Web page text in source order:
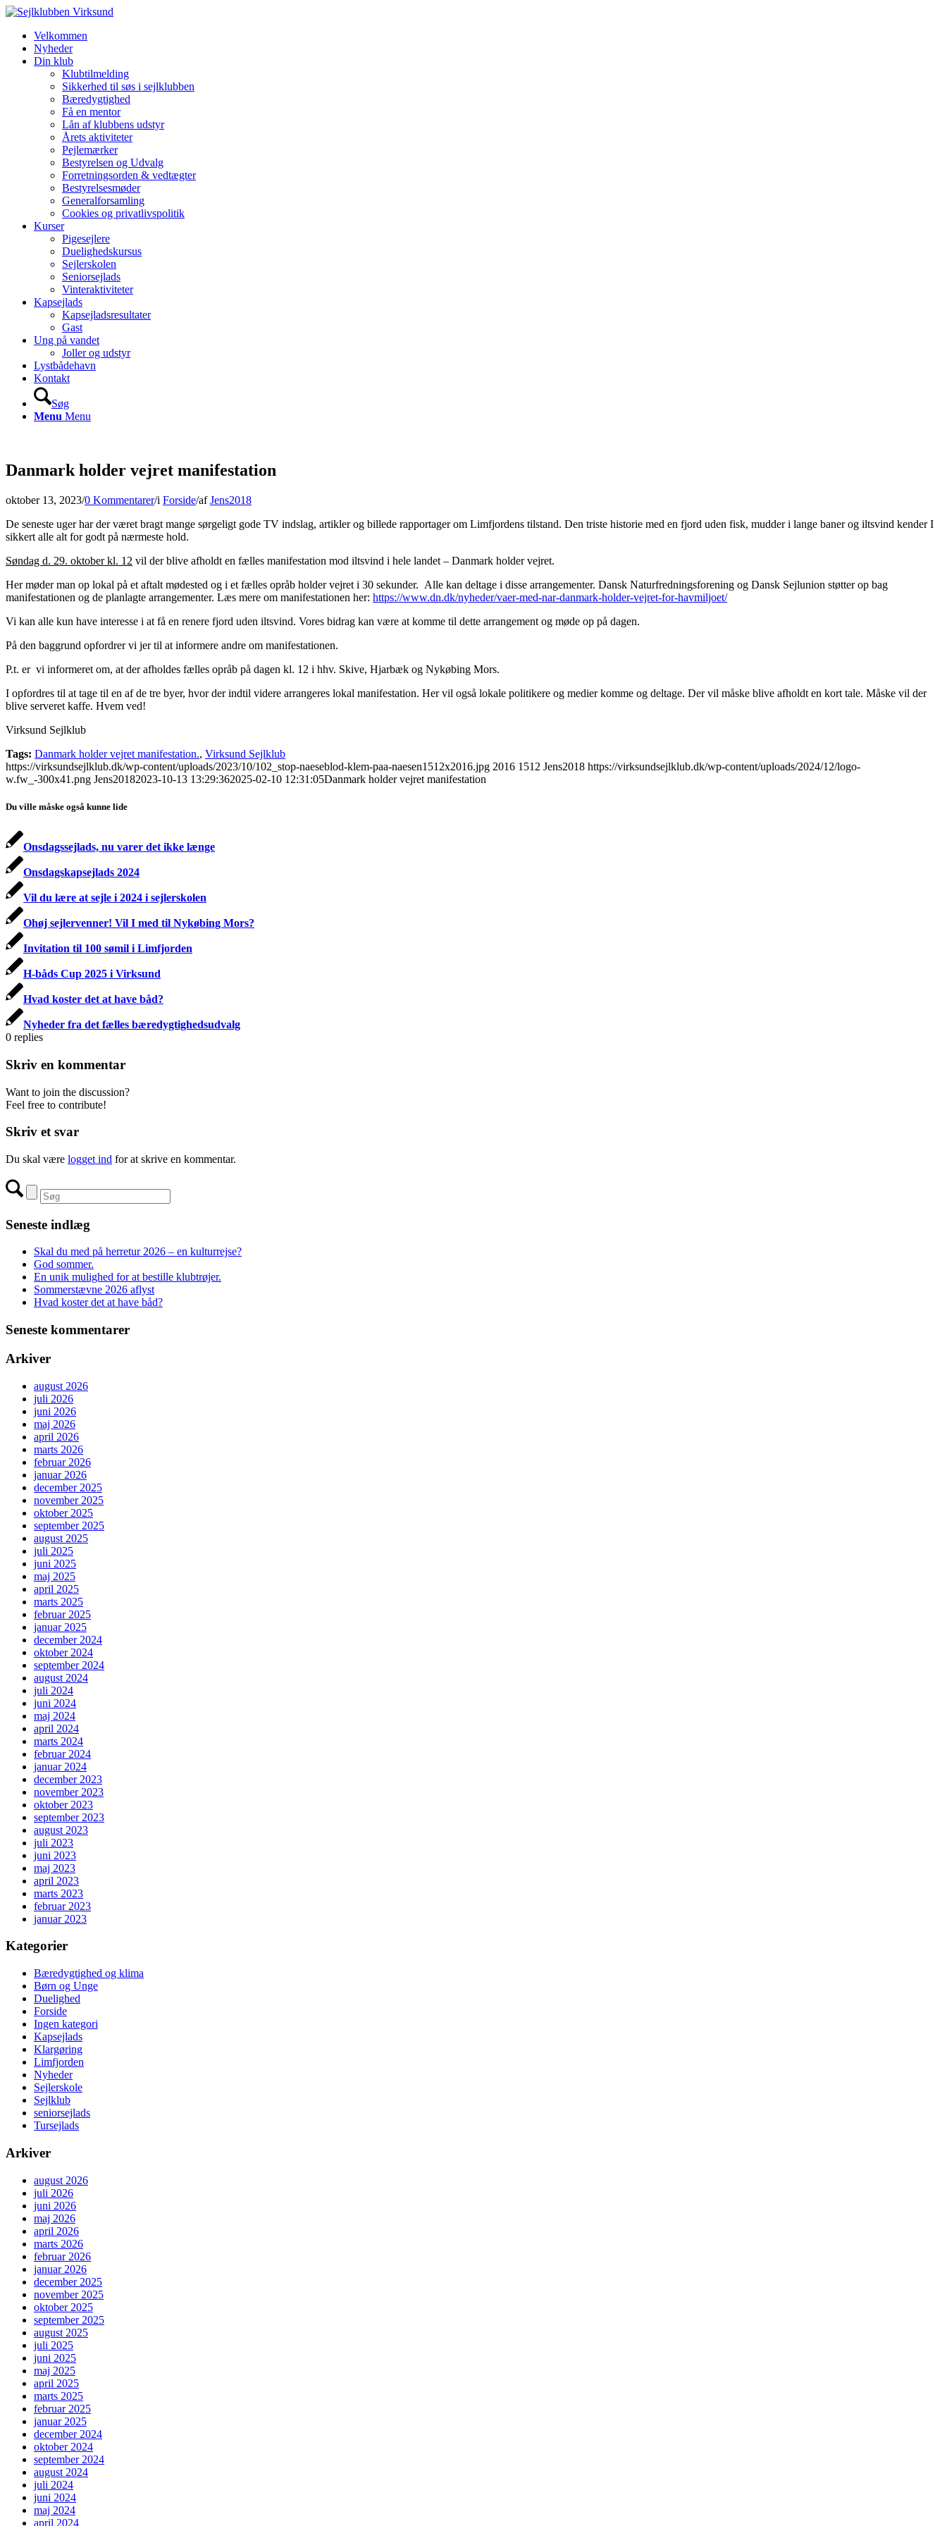
Velkommen
Nyheder
Din klub
Klubtilmelding
Sikkerhed til søs i sejlklubben
Bæredygtighed
Få en mentor
Lån af klubbens udstyr
Årets aktiviteter
Pejlemærker
Bestyrelsen og Udvalg
Forretningsorden & vedtægter
Bestyrelsesmøder
Generalforsamling
Cookies og privatlivspolitik
Kurser
Pigesejlere
Duelighedskursus
Sejlerskolen
Seniorsejlads
Vinteraktiviteter
Kapsejlads
Kapsejladsresultater
Gast
Ung på vandet
Joller og udstyr
Lystbådehavn
Kontakt
Søg
Menu Menu
Danmark holder vejret manifestation
oktober 13, 2023/0 Kommentarer/i Forside/afJens2018
De seneste uger har der været bragt mange sørgeligt gode TV indslag, artikler og billede rapportager om Limfjordens tilstand. Den triste historie med en fjord uden fisk, mudder i lange baner og iltsvind kender I
sikkert alle alt for godt på nærmeste hold.
Søndag d. 29. oktober kl. 12 vil der blive afholdt en fælles manifestation mod iltsvind i hele landet – Danmark holder vejret.
Her møder man op lokal på et aftalt mødested og i et fælles opråb holder vejret i 30 sekunder. Alle kan deltage i disse arrangementer. Dansk Naturfredningsforening og Dansk Sejlunion støtter op bag
manifestationen og de planlagte arrangementer. Læs mere om manifestationen her: https://www.dn.dk/nyheder/vaer-med-nar-danmark-holder-vejret-for-havmiljoet/
Vi kan alle kun have interesse i at få en renere fjord uden iltsvind. Vores bidrag kan være at komme til dette arrangement og møde op på dagen.
På den baggrund opfordrer vi jer til at informere andre om manifestationen.
P.t. er vi informeret om, at der afholdes fælles opråb på dagen kl. 12 i hhv. Skive, Hjarbæk og Nykøbing Mors.
I opfordres til at tage til en af de tre byer, hvor der indtil videre arrangeres lokal manifestation. Her vil også lokale politikere og medier komme og deltage. Der vil måske blive afholdt en kort tale. Måske vil der
blive serveret kaffe. Hvem ved!
Virksund Sejlklub
Tags: Danmark holder vejret manifestation., Virksund Sejlklub
https://virksundsejlklub.dk/wp-content/uploads/2023/10/102_stop-naeseblod-klem-paa-naesen1512x2016.jpg 2016 1512 Jens2018 https://virksundsejlklub.dk/wp-content/uploads/2024/12/logo-
w.fw_-300x41.png Jens20182023-10-13 13:29:362025-02-10 12:31:05Danmark holder vejret manifestation
Du ville måske også kunne lide
Onsdagssejlads, nu varer det ikke længe
Onsdagskapsejlads 2024
Vil du lære at sejle i 2024 i sejlerskolen
Ohøj sejlervenner! Vil I med til Nykøbing Mors?
Invitation til 100 sømil i Limfjorden
H-båds Cup 2025 i Virksund
Hvad koster det at have båd?
Nyheder fra det fælles bæredygtighedsudvalg
0 replies
Skriv en kommentar
Want to join the discussion?
Feel free to contribute!
Skriv et svar
Du skal være logget ind for at skrive en kommentar.
Seneste indlæg
Skal du med på herretur 2026 – en kulturrejse?
God sommer.
En unik mulighed for at bestille klubtrøjer.
Sommerstævne 2026 aflyst
Hvad koster det at have båd?
Seneste kommentarer
Arkiver
august 2026
juli 2026
juni 2026
maj 2026
april 2026
marts 2026
februar 2026
januar 2026
december 2025
november 2025
oktober 2025
september 2025
august 2025
juli 2025
juni 2025
maj 2025
april 2025
marts 2025
februar 2025
januar 2025
december 2024
oktober 2024
september 2024
august 2024
juli 2024
juni 2024
maj 2024
april 2024
marts 2024
februar 2024
januar 2024
december 2023
november 2023
oktober 2023
september 2023
august 2023
juli 2023
juni 2023
maj 2023
april 2023
marts 2023
februar 2023
januar 2023
Kategorier
Bæredygtighed og klima
Børn og Unge
Duelighed
Forside
Ingen kategori
Kapsejlads
Klargøring
Limfjorden
Nyheder
Sejlerskole
Sejlklub
seniorsejlads
Tursejlads
Arkiver
august 2026
juli 2026
juni 2026
maj 2026
april 2026
marts 2026
februar 2026
januar 2026
december 2025
november 2025
oktober 2025
september 2025
august 2025
juli 2025
juni 2025
maj 2025
april 2025
marts 2025
februar 2025
januar 2025
december 2024
oktober 2024
september 2024
august 2024
juli 2024
juni 2024
maj 2024
april 2024